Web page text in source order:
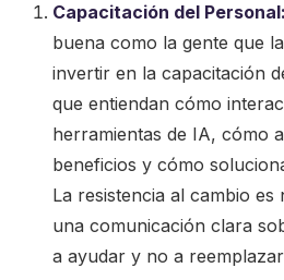
Capacitación del Personal:
buena como la gente que
invertir en la capacitación
que entiendan cómo
herramientas de IA, cómo
beneficios y cómo
La resistencia al cambio
una comunicación clara
a ayudar y no a